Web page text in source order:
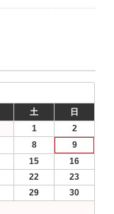
土 日
1
2
8
9
15
16
22
23
29
30